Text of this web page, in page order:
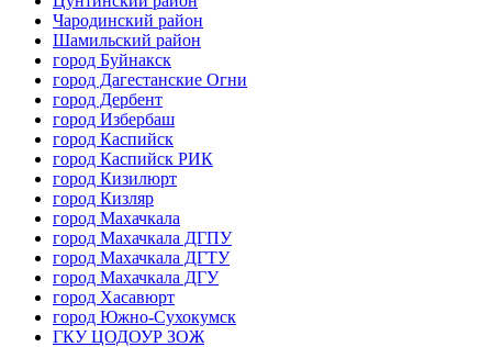
Чародинский район
Шамильский район
город Буйнакск
город Дагестанские Огни
город Дербент
город Избербаш
город Каспийск
город Каспийск РИК
город Кизилюрт
город Кизляр
город Махачкала
город Махачкала ДГПУ
город Махачкала ДГТУ
город Махачкала ДГУ
город Хасавюрт
город Южно-Сухокумск
ГКУ ЦОДОУР ЗОЖ